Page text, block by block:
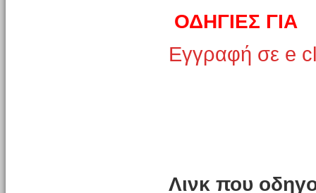
ΟΔΗΓΙΕΣ ΓΙΑ
Εγγραφή σε e
Λινκ που